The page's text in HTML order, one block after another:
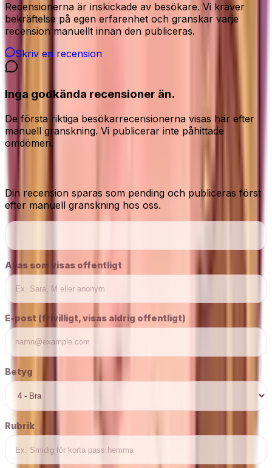
Recensionerna är inskickade av besökare. Vi kräver
bekräftelse på egen erfarenhet och granskar varje
recension manuellt innan den publiceras.
Skriv en recension
Inga godkända recensioner än.
De första riktiga besökarrecensionerna visas här efter
manuell granskning. Vi publicerar inte påhittade
omdömen.
Din recension sparas som pending och publiceras först
efter manuell granskning hos oss.
Alias som visas offentligt
E-post (frivilligt, visas aldrig offentligt)
Betyg
Rubrik